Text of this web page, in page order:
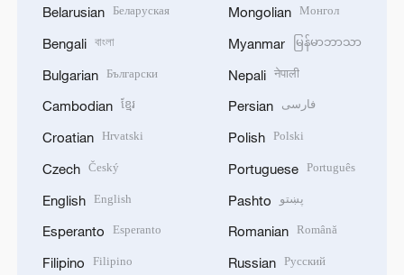
Belarusian Беларуская
Bengali বাংলা
Bulgarian Български
Cambodian ខ្មែរ
Croatian Hrvatski
Czech Český
English English
Esperanto Esperanto
Filipino Filipino
Mongolian Монгол
Myanmar မြန်မာဘာသာ
Nepali नेपाली
Persian فارسی
Polish Polski
Portuguese Português
Pashto پښتو
Romanian Română
Russian Русский